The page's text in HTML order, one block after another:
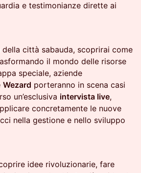
e testimonianze dirette ai
della città sabauda, scoprirai come
il mondo delle risorse
speciale, aziende
Wezard porteranno in scena casi
un’esclusiva intervista live,
concretamente le nuove
nella gestione e nello sviluppo
idee rivoluzionarie, fare